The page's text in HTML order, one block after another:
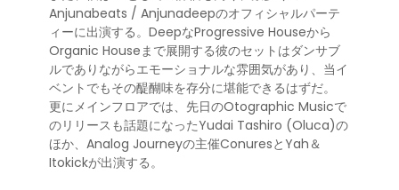
Anjunabeats / Anjunadeepのオフィシャルパーテ
ィーに出演する。DeepなProgressive Houseから
Organic Houseまで展開する彼のセットはダンサブ
ルでありながらエモーショナルな雰囲気があり、当イ
ベントでもその醍醐味を存分に堪能できるはずだ。
更にメインフロアでは、先日のOtographic Musicで
のリリースも話題になったYudai Tashiro (Oluca)の
ほか、Analog Journeyの主催ConuresとYah＆
Itokickが出演する。